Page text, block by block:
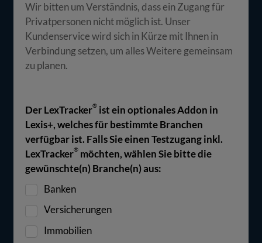
Wir bitten um Verständnis, dass ein Zugang für
Privatpersonen nicht möglich ist. Unser
Kundenservice wird sich in Kürze mit Ihnen in
Verbindung setzen, um alles Weitere gemeinsam
zu planen.
Der LexTracker® ist ein optionales Addon in
Lexis+, welches für bestimmte Branchen
verfügbar ist. Falls Sie einen Testzugang inkl.
LexTracker® möchten, wählen Sie bitte die
gewünschte(n) Branche(n) aus:
Banken
Versicherungen
Immobilien